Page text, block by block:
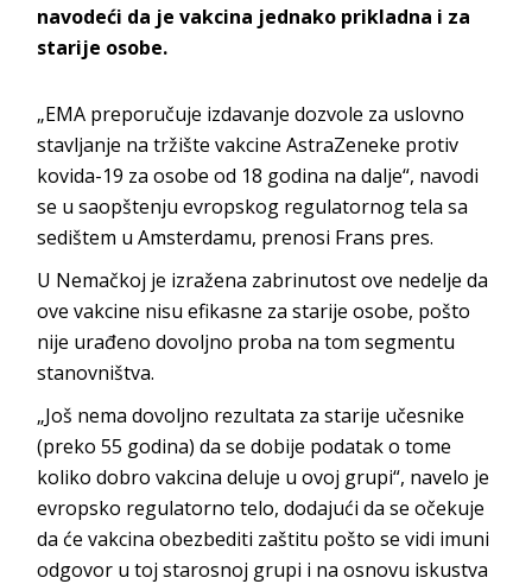
navodeći da je vakcina jednako prikladna i za
starije osobe.
„EMA preporučuje izdavanje dozvole za uslovno
stavljanje na tržište vakcine AstraZeneke protiv
kovida-19 za osobe od 18 godina na dalje“, navodi
se u saopštenju evropskog regulatornog tela sa
sedištem u Amsterdamu, prenosi Frans pres.
U Nemačkoj je izražena zabrinutost ove nedelje da
ove vakcine nisu efikasne za starije osobe, pošto
nije urađeno dovoljno proba na tom segmentu
stanovništva.
„Još nema dovoljno rezultata za starije učesnike
(preko 55 godina) da se dobije podatak o tome
koliko dobro vakcina deluje u ovoj grupi“, navelo je
evropsko regulatorno telo, dodajući da se očekuje
da će vakcina obezbediti zaštitu pošto se vidi imuni
odgovor u toj starosnoj grupi i na osnovu iskustva